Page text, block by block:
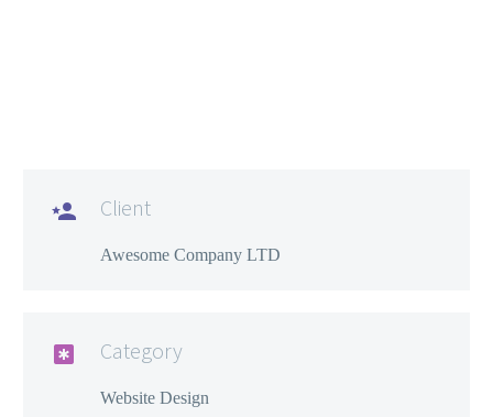
 Client
Awesome Company LTD
 Category
Website Design